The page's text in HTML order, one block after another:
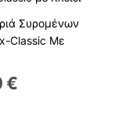
Συρομένων
Classic Με
€